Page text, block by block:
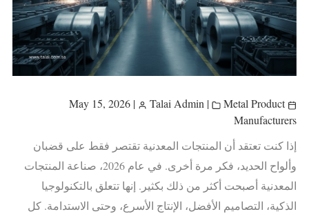
May 15, 2026
| Talai Admin |
Metal Product
Manufacturers
إذا كنت تعتقد أن المنتجات المعدنية تقتصر فقط على قضبان
وألواح الحديد، فكر مرة أخرى. في عام 2026، صناعة المنتجات
المعدنية أصبحت أكثر من ذلك بكثير. إنها تتعلق بالتكنولوجيا
الذكية، التصاميم الأفضل، الإنتاج الأسرع، وحتى الاستدامة. كل